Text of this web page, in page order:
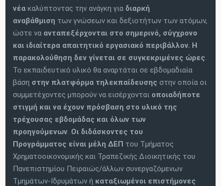
νέακαλύπτοντας την ανάγκη για διαρκή
αναβάθμιση των γνώσεων και δεξιοτήτων των ατόμων,
ώστε να ανταπεξέρχονται στο σημερινό, σύγχρονο
και ιδιαίτερα απαιτητικό εργασιακό περιβάλλον. Η
παρακολούθηση δεν γίνεται σε συγκεκριμένες ώρες.
Το εκπαιδευτικό υλικό θα αναρτάται σε εβδομαδιαία
βάση στην πλατφόρμα τηλεκπαίδευσης στην οποία οι
συμμετέχοντες μπορούν να εισέρχονται οποιαδήποτε
στιγμή και να έχουν πρόσβαση στο υλικό της
τρέχουσας εβδομάδας και όλων των
προηγούμενων. Οι διδάσκοντες του
Προγράμματος είναι μέλη ΔΕΠ του Τμήματος
Χρηματοοικονομικής και Τραπεζικής Διοικητικής του
Πανεπιστημίου Πειραιώς/άλλων συνεργαζόμενων
Τμημάτων-Ιδρυμάτων ή καταξιωμένοι επιστήμονες